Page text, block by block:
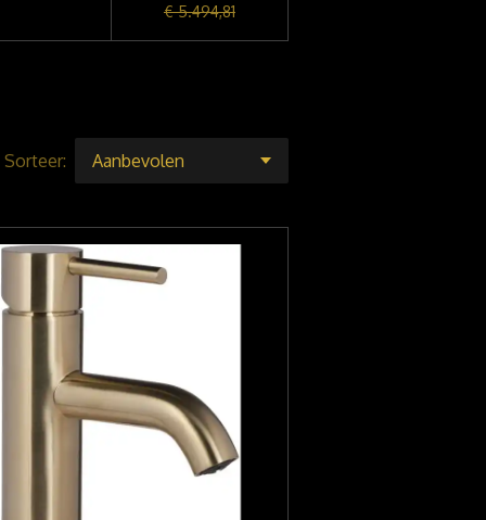
€ 5.494,81
Sorteer: